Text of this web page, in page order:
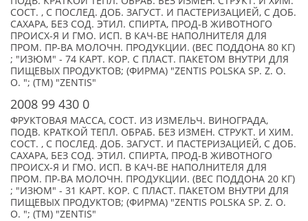
СОСТ. , С ПОСЛЕД. ДОБ. ЗАГУСТ. И ПАСТЕРИЗАЦИЕЙ, С ДОБ.
САХАРА, БЕЗ СОД. ЭТИЛ. СПИРТА, ПРОД-В ЖИВОТНОГО
ПРОИСХ-Я И ГМО. ИСП. В КАЧ-ВЕ НАПОЛНИТЕЛЯ ДЛЯ
ПРОМ. ПР-ВА МОЛОЧН. ПРОДУКЦИИ. (ВЕС ПОДДОНА 80 КГ)
; "ИЗЮМ" - 74 КАРТ. КОР. С ПЛАСТ. ПАКЕТОМ ВНУТРИ ДЛЯ
ПИЩЕВЫХ ПРОДУКТОВ; (ФИРМА) "ZENTIS POLSKA SP. Z. O.
O. "; (TM) "ZENTIS"
2008 99 430 0
ФРУКТОВАЯ МАССА, СОСТ. ИЗ ИЗМЕЛЬЧ. ВИНОГРАДА,
ПОДВ. КРАТКОЙ ТЕПЛ. ОБРАБ. БЕЗ ИЗМЕН. СТРУКТ. И ХИМ.
СОСТ. , С ПОСЛЕД. ДОБ. ЗАГУСТ. И ПАСТЕРИЗАЦИЕЙ, С ДОБ.
САХАРА, БЕЗ СОД. ЭТИЛ. СПИРТА, ПРОД-В ЖИВОТНОГО
ПРОИСХ-Я И ГМО. ИСП. В КАЧ-ВЕ НАПОЛНИТЕЛЯ ДЛЯ
ПРОМ. ПР-ВА МОЛОЧН. ПРОДУКЦИИ. (ВЕС ПОДДОНА 20 КГ)
; "ИЗЮМ" - 31 КАРТ. КОР. С ПЛАСТ. ПАКЕТОМ ВНУТРИ ДЛЯ
ПИЩЕВЫХ ПРОДУКТОВ; (ФИРМА) "ZENTIS POLSKA SP. Z. O.
O. "; (TM) "ZENTIS"